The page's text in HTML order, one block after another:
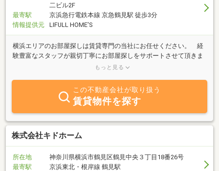
二ビル2F
最寄駅
京浜急行電鉄本線 京急鶴見駅 徒歩3分
情報提供元
LIFULL HOME'S
横浜エリアのお部屋探しは賃貸専門の当社にお任せください。 経
験豊富なスタッフが親切丁寧にお部屋探しをサポートさせて頂きま
す。大家さんとの直接取引の交渉力、当社でしか取扱いのない物件
もっと見る
この不動産会社が取り扱う
賃貸物件を探す
株式会社キドホーム
所在地
神奈川県横浜市鶴見区鶴見中央３丁目18番26号
最寄駅
京浜東北・根岸線 鶴見駅